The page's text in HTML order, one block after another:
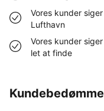
Vores kunder
Lufthavn
Vores kunder
let at finde